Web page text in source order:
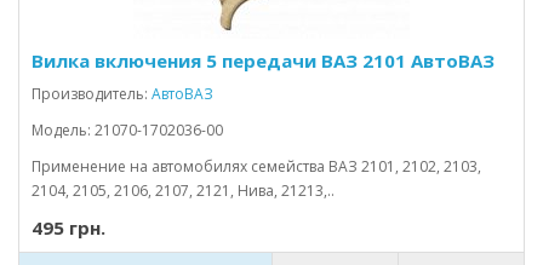
Вилка включения 5 передачи ВАЗ 2101 АвтоВАЗ
Производитель: АвтоВАЗ
Модель: 21070-1702036-00
Применение на автомобилях семейства ВАЗ 2101, 2102, 2103,
2104, 2105, 2106, 2107, 2121, Нива, 21213,..
495 грн.